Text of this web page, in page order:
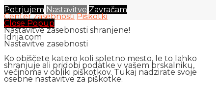
Potrjujem Nastavitve Zavračam
Center zasebnosti Piškotki
Close Popup
Nastavitve zasebnosti shranjene!
Idrija.com
Nastavitve zasebnosti
Ko obiščete katero koli spletno mesto, le to lahko
shranjuje ali pridobi podatke v vašem brskalniku,
večinoma v obliki piškotkov. Tukaj nadzirate svoje
osebne nastavitve za piškotke.